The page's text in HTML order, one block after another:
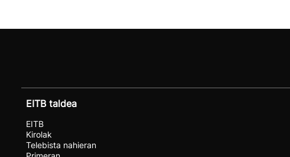
EITB taldea
EITB
Kirolak
Telebista nahieran